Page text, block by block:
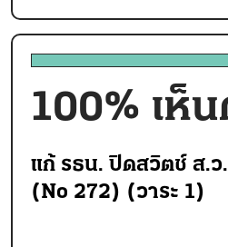
100% เห็
แก้ รธน. ปิดสวิตช์ ส.
(No 272) (วาระ 1)